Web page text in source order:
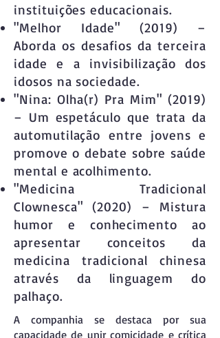
instituições educacionais.
"Melhor Idade" (2019) –
Aborda os desafios da terceira
idade e a invisibilização dos
idosos na sociedade.
"Nina: Olha(r) Pra Mim" (2019)
– Um espetáculo que trata da
automutilação entre jovens e
promove o debate sobre saúde
mental e acolhimento.
"Medicina Tradicional
Clownesca" (2020) – Mistura
humor e conhecimento ao
apresentar conceitos da
medicina tradicional chinesa
através da linguagem do
palhaço.
A companhia se destaca por sua
capacidade de unir comicidade e crítica